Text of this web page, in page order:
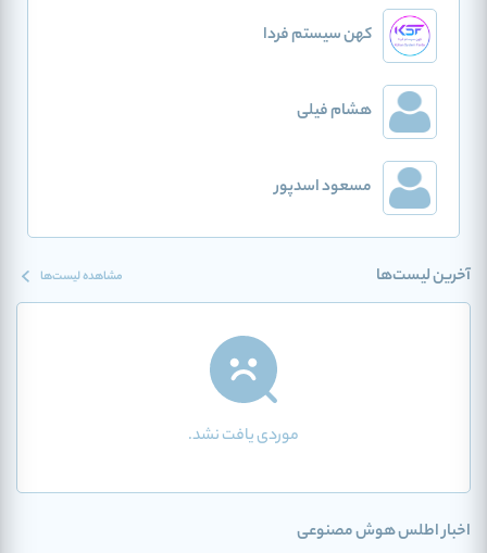
کهن سیستم فردا
هشام فیلی
مسعود اسدپور
آخرین لیست‌ها مشاهده لیست‌ها
موردی یافت نشد.
اخبار اطلس هوش مصنوعی